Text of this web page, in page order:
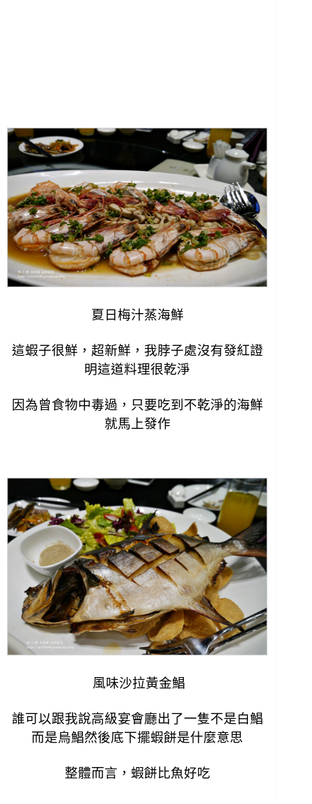
夏日梅汁蒸海鮮
這蝦子很鮮，超新鮮， 我脖子處沒有發紅證
明這道料理很乾淨
因為曾食物中毒過，只要吃到不乾淨的海鮮
就馬上發作
風味沙拉黃金鯧
誰可以跟我說高級宴會廳出了一隻不是白鯧
而是烏鯧然後底下擺蝦餅是什麼意思
整體而言，蝦餅比魚好吃